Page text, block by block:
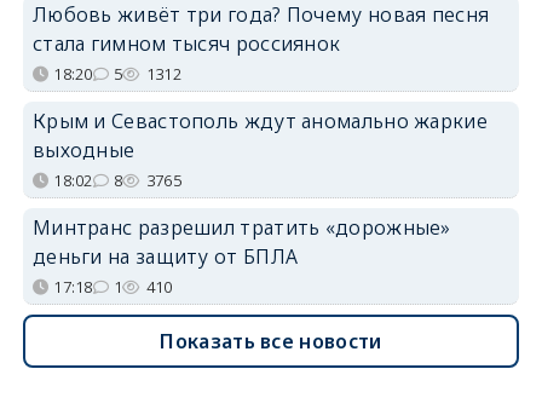
Любовь живёт три года? Почему новая песня
стала гимном тысяч россиянок
18:20 5 1312
Крым и Севастополь ждут аномально жаркие
выходные
18:02 8 3765
Минтранс разрешил тратить «дорожные»
деньги на защиту от БПЛА
17:18 1 410
Показать все новости